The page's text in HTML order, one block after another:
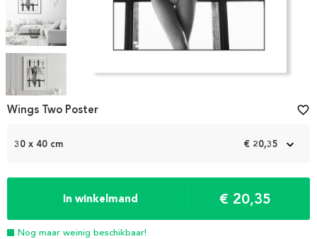
Item
1
30 x 40 cm € 20,35
In winkelmand € 20,35
Nog maar weinig beschikbaar!
Wings Two Poster favorite_border